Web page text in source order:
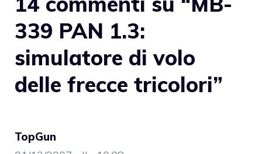
339 PAN 1.3:
simulatore di volo
delle frecce tricolori”
TopGun